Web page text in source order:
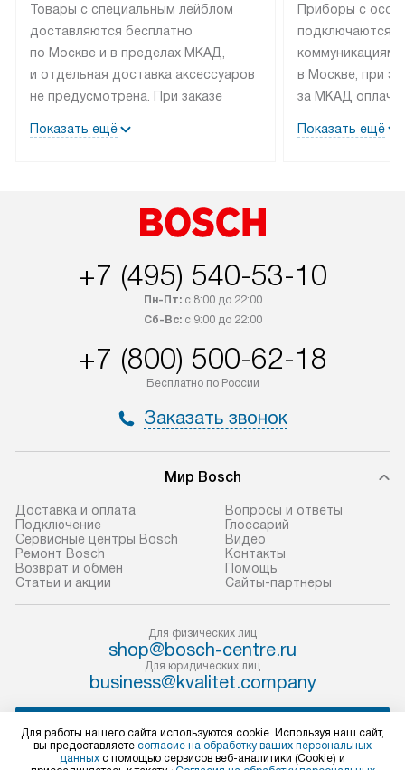
Товары с специальным лейблом
доставляются бесплатно
по Москве и в пределах МКАД,
и отдельная доставка аксессуаров
не предусмотрена. При заказе
рекомендуем обсудить
со статусом «В наличии» могут
быть отправлены покупателю
интересен товар «Под заказ»,
обсудите возможность его
приобретения с менеджером сайта.
доставляются бесплатно
по Москве в пределах МКАД,
не предусмотрена.
доставки доставит упакованный
прибор до двери или прихожей.
Если необходимо переместить
прибор до места установки,
пожалуйста, предварительно
уточните это с менеджером.
дополнительная плата. Важно
учитывать, что если размеры
прибора не позволяют ему пройти
демонтировать дверцы, ручки или
другие выступающие элементы, так
Показать ещё
Приборы с
подключаются к
коммуникациям
в Москве, при
за МКАД
партнера
по монтажу
материалы.
установленной
монтаж техники
на место с
Показать ещё
+7 (495) 540-53-10
Пн-Пт:с 8:00 до 22:00
Сб-Вс:с 9:00 до 22:00
+7 (800) 500-62-18
Бесплатно по России
Заказать звонок
Мир Bosch
Доставка и оплата
Подключение
Сервисные центры Bosch
Ремонт Bosch
Возврат и обмен
Статьи и акции
Вопросы и ответы
Глоссарий
Видео
Контакты
Помощь
Сайты-партнеры
Для физических лиц
shop@bosch-centre.ru
Для юридических лиц
business@kvalitet.company
Для работы нашего сайта используются cookie. Используя наш сайт,
вы предоставляете согласие на обработку ваших персональных
данных с помощью сервисов веб-аналитики (Cookie) и